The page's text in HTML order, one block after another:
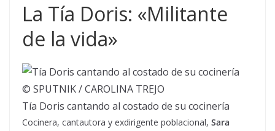
La Tía Doris: «Militante
de la vida»
© SPUTNIK / CAROLINA TREJO
Tía Doris cantando al costado de su cocinería
Cocinera, cantautora y exdirigente poblacional, Sara